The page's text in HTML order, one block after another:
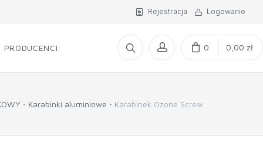
Rejestracja Logowanie
PRODUCENCI 0 0,00 zł
Karabinki aluminiowe Karabinek Ozone Screw